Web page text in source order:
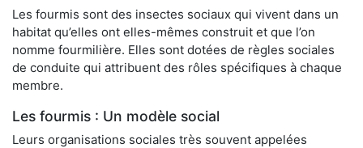
Les fourmis sont des insectes sociaux qui vivent dans un
habitat qu’elles ont elles-mêmes construit et que l’on
nomme fourmilière. Elles sont dotées de règles sociales
de conduite qui attribuent des rôles spécifiques à chaque
membre.
Les fourmis : Un modèle social
Leurs organisations sociales très souvent appelées